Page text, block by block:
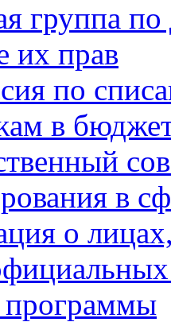
группа
их прав
по
в
в
о